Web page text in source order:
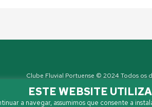
Clube Fluvial Portuense © 2024 Todos os
ESTE WEBSITE
a navegar, assumimos que consente a